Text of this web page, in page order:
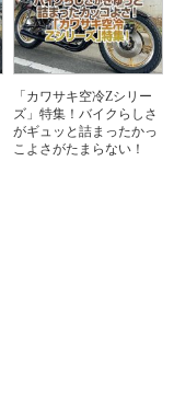
「カワサキ空冷Zシリー
ズ」特集！バイクらしさ
がギュッと詰まったかっ
こよさがたまらない！